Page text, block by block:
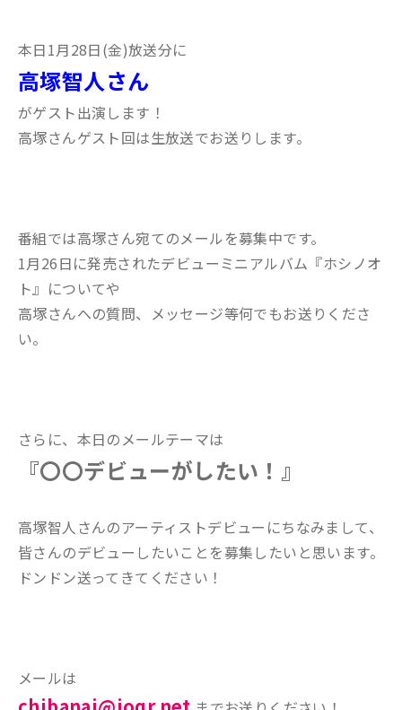
本日1月28日(金)放送分に
高塚智人さん
がゲスト出演します！
高塚さんゲスト回は生放送でお送りします。
番組では高塚さん宛てのメールを募集中です。
1月26日に発売されたデビューミニアルバム『ホシノオ
ト』についてや
高塚さんへの質問、メッセージ等何でもお送りくださ
い。
さらに、本日のメールテーマは
『〇〇デビューがしたい！』
高塚智人さんのアーティストデビューにちなみまして、
皆さんのデビューしたいことを募集したいと思います。
ドンドン送ってきてください！
メールは